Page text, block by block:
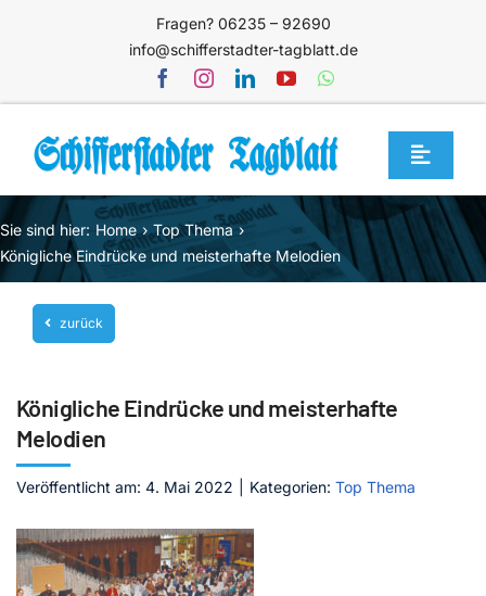
Fragen? 06235 – 92690
info@schifferstadter-tagblatt.de
Toggle
Home
Themen
Blog
Unternehmen
Mediathek
Jetzt abonnieren
Sie sind hier: Home
Top Thema
Königliche Eindrücke und meisterhafte Melodien
zurück
Königliche Eindrücke und meisterhafte
Melodien
Veröffentlicht am: 4. Mai 2022 Kategorien: Top Thema